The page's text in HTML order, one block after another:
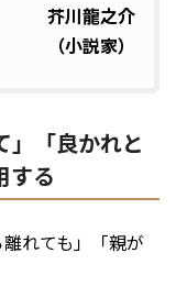
芥川龍之介
（小説家）
」「良かれと
する
れても」「親が